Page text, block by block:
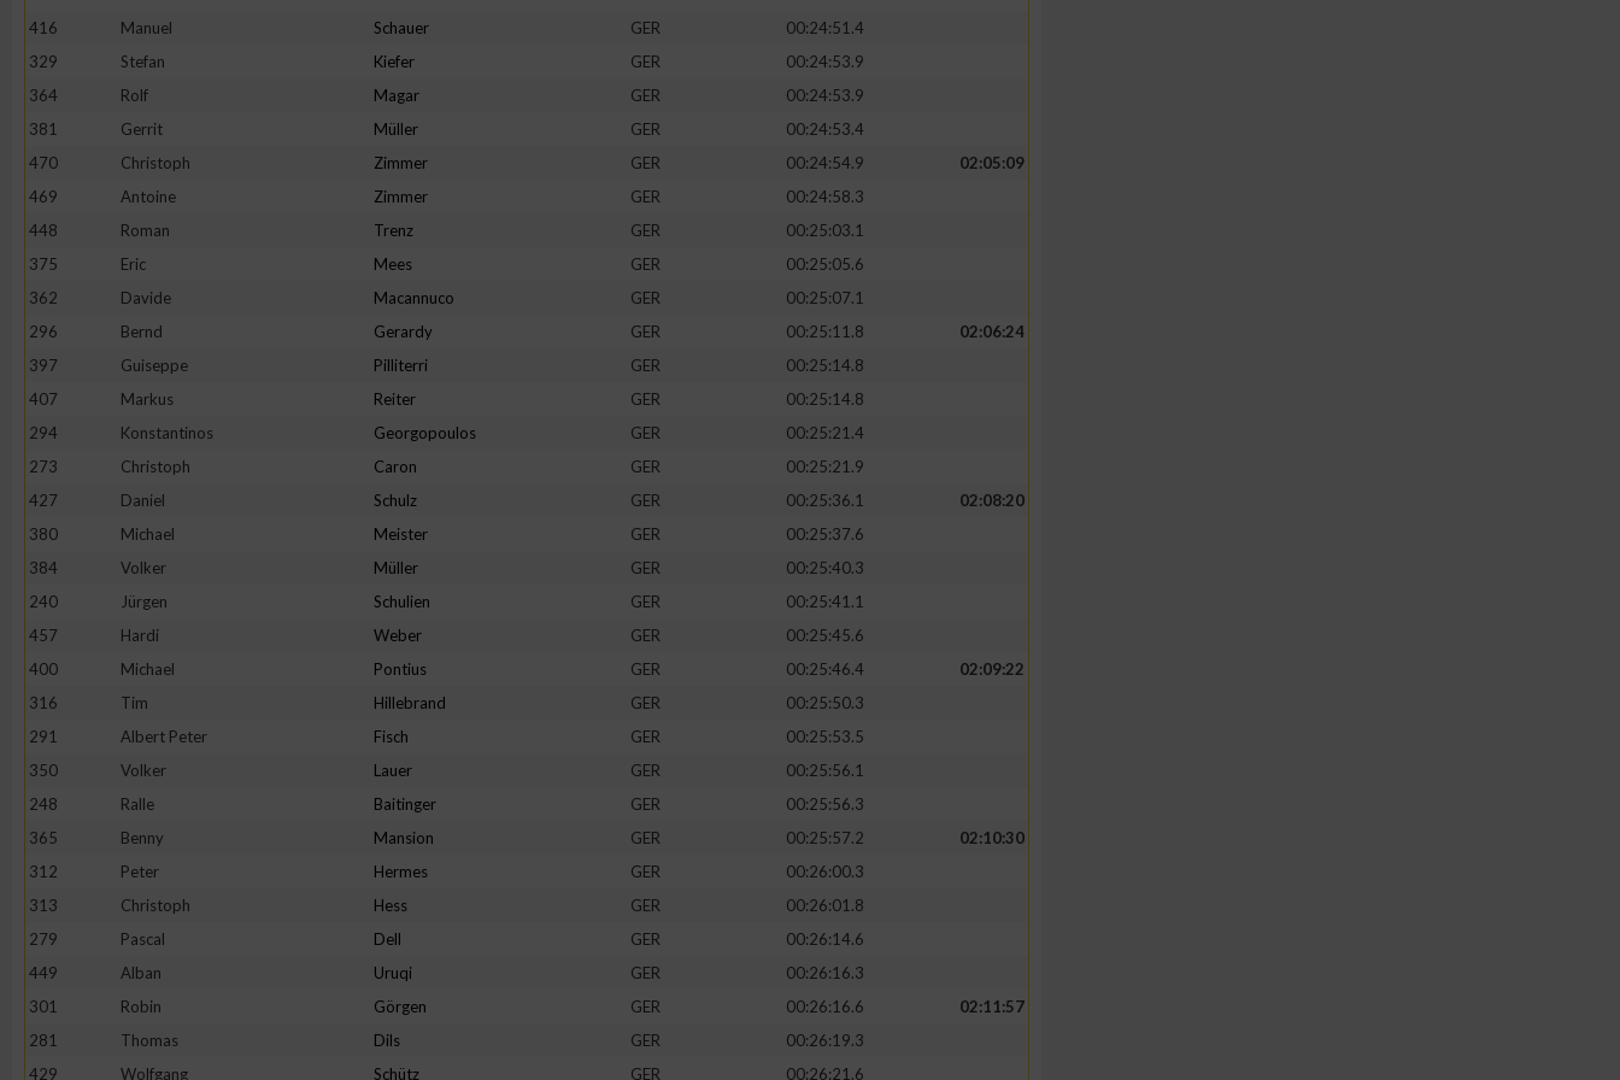
416
Manuel Schauer GER
00:24:51.4
329
Stefan Kiefer GER
00:24:53.9
364
Rolf Magar GER
00:24:53.9
381
Gerrit Müller GER
00:24:53.4
470
Christoph Zimmer GER 00:24:54.9
02:05:09
469
Antoine Zimmer GER
00:24:58.3
448
Roman Trenz GER
00:25:03.1
375
Eric Mees GER
00:25:05.6
362
Davide Macannuco GER
00:25:07.1
296
Bernd Gerardy GER 00:25:11.8
02:06:24
397
Guiseppe Pilliterri GER
00:25:14.8
407
Markus Reiter GER
00:25:14.8
294
Konstantinos Georgopoulos GER
00:25:21.4
273
Christoph Caron GER
00:25:21.9
427
Daniel Schulz GER 00:25:36.1
02:08:20
380
Michael Meister GER
00:25:37.6
384
Volker Müller GER
00:25:40.3
240
Jürgen Schulien GER
00:25:41.1
457
Hardi Weber GER
00:25:45.6
400
Michael Pontius GER 00:25:46.4
02:09:22
316
Tim Hillebrand GER
00:25:50.3
291
Albert Peter Fisch GER
00:25:53.5
350
Volker Lauer GER
00:25:56.1
248
Ralle Baitinger GER
00:25:56.3
365
Benny Mansion GER 00:25:57.2
02:10:30
312
Peter Hermes GER
00:26:00.3
313
Christoph Hess GER
00:26:01.8
279
Pascal Dell GER
00:26:14.6
449
Alban Uruqi GER
00:26:16.3
301
Robin Görgen GER 00:26:16.6
02:11:57
281
Thomas Dils GER
00:26:19.3
429
Wolfgang Schütz GER 00:26:21.6
Verwendung von Profilen zur Auswahl personalisierter Inhalte
Messung der Werbeleistung
Messung der Performance von Inhalten
Analyse von Zielgruppen durch Statistiken oder Kombinationen von Daten aus
verschiedenen Quellen
Verwendung reduzierter Daten zur Auswahl von Inhalten
Verwendung genauer Standortdaten
Geräte anhand von aktiv angeforderten Informationen identifizieren
Notwendig
Performance
Werbung